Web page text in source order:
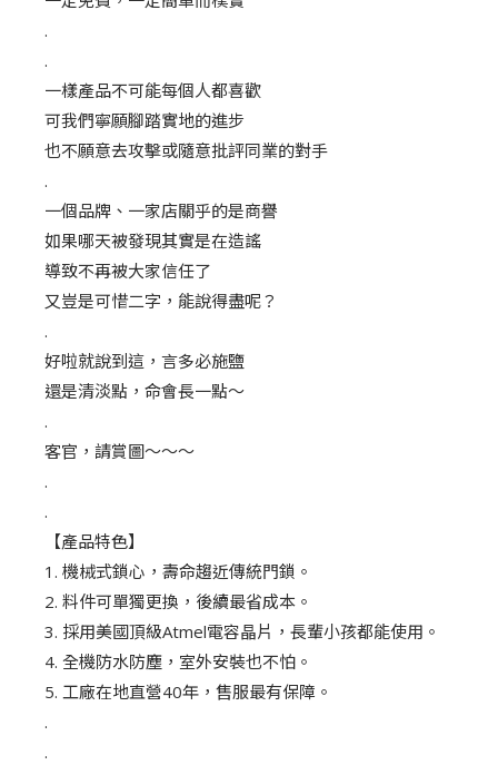
.
.
一樣產品不可能每個人都喜歡
可我們寧願腳踏實地的進步
也不願意去攻擊或隨意批評同業的對手
.
一個品牌、一家店關乎的是商譽
如果哪天被發現其實是在造謠
導致不再被大家信任了
又豈是可惜二字，能說得盡呢？
.
好啦就說到這，言多必施鹽
還是清淡點，命會長一點～
.
客官，請賞圖～～～
.
.
【產品特色】
1. 機械式鎖心，壽命趨近傳統門鎖。
2. 料件可單獨更換，後續最省成本。
3. 採用美國頂級Atmel電容晶片，長輩小孩都能使用。
4. 全機防水防塵，室外安裝也不怕。
5. 工廠在地直營40年，售服最有保障。
.
.